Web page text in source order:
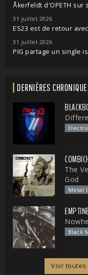
Åkerfeldt d'OPETH sur
31 juillet 2026
ES23 est de retour
31 juillet 2026
PIG partage un single
DERNIÈRES
Electro
The
God
Metal
Black
Voir